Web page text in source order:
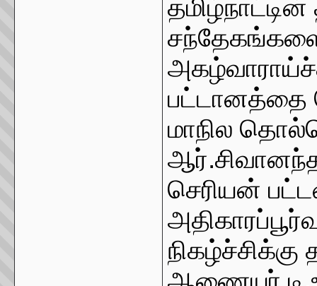
சந்தேகங்களை
பட்டானத்தை
மாநில
செரியன்